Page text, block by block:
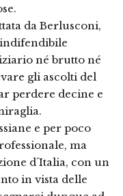
da Berlusconi,
né brutto né
gli ascolti del
perdere decine e
e per poco
ma
d´Italia, con un
in vista delle